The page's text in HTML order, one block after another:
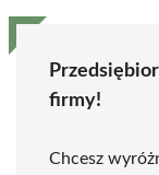
firmy!
Chcesz